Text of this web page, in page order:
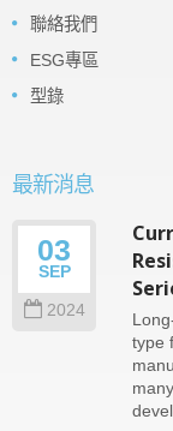
聯絡我們
ESG專區
型錄
最新消息
03
SEP
2024
type